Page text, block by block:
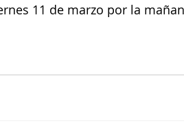
11 de marzo por la